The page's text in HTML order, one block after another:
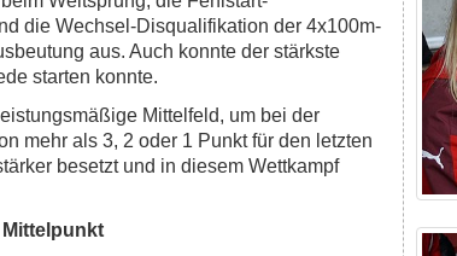
die Wechsel-Disqualifikation der 4x100m-
aus. Auch konnte der stärkste
starten konnte.
Mittelfeld, um bei der
mehr als 3, 2 oder 1 Punkt für den letzten
besetzt und in diesem Wettkampf
Mittelpunkt